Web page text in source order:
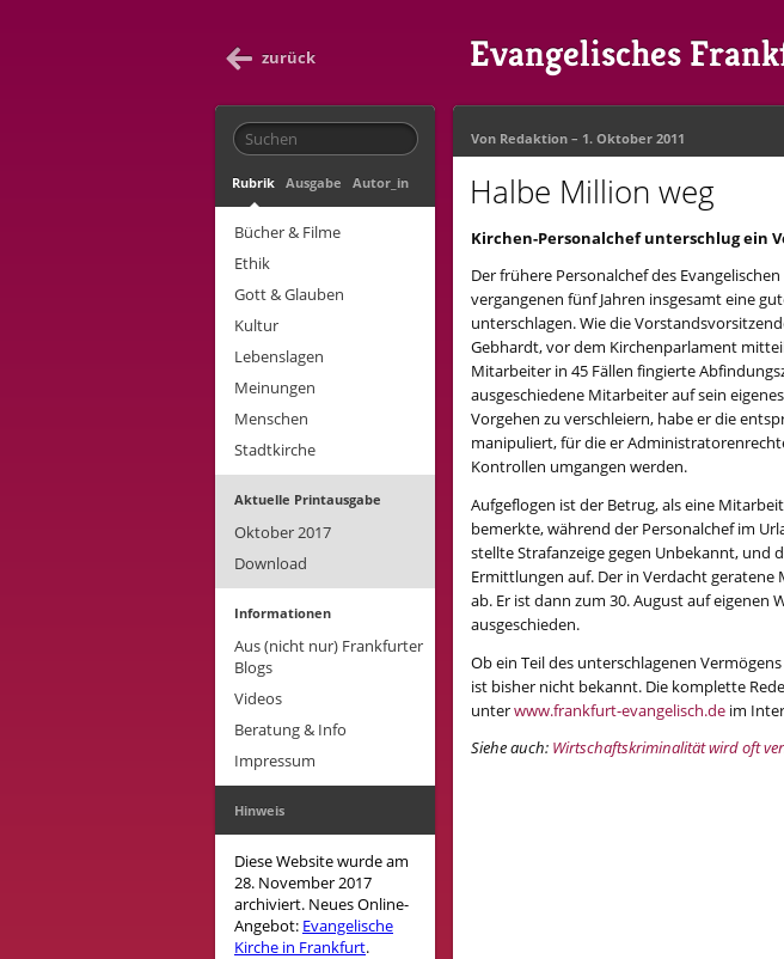
Evangelisches
zurück
Rubrik Ausgabe Autor_in
Bücher & Filme
Ethik
Gott & Glauben
Kultur
Lebenslagen
Meinungen
Menschen
Stadtkirche
Aktuelle Printausgabe
Oktober 2017
Download
Informationen
Aus (nicht nur) Frankfurter
Blogs
Videos
Beratung & Info
Impressum
Hinweis
Diese Website wurde am
28. November 2017
archiviert. Neues Online-
Angebot: Evangelische
Kirche in Frankfurt.
Von Redaktion – 1. Oktober 2011
Halbe Million weg
Kirchen-Personalchef unterschlug ein
Der frühere Personalchef des
vergangenen fünf Jahren insgesamt eine
unterschlagen. Wie die
Gebhardt, vor dem Kirchenparlament
Mitarbeiter in 45 Fällen fingierte
ausgeschiedene Mitarbeiter auf sein
Vorgehen zu verschleiern, habe er die
manipuliert, für die er
Kontrollen umgangen werden.
Aufgeflogen ist der Betrug, als eine
bemerkte, während der Personalchef im
stellte Strafanzeige gegen Unbekannt, und
Ermittlungen auf. Der in Verdacht
ab. Er ist dann zum 30. August auf eigenen
ausgeschieden.
Ob ein Teil des unterschlagenen
ist bisher nicht bekannt. Die komplette
unterwww.frankfurt-evangelisch.de im
Siehe auch: Wirtschaftskriminalität wird oft